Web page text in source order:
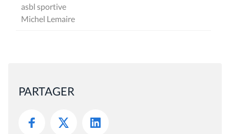
asbl sportive
Michel Lemaire
PARTAGER